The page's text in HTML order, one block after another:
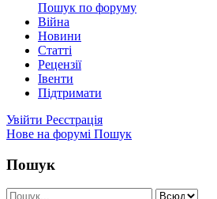
Пошук по форуму
Війна
Новини
Статті
Рецензії
Івенти
Підтримати
Увійти Реєстрація
Нове на форумі Пошук
Пошук